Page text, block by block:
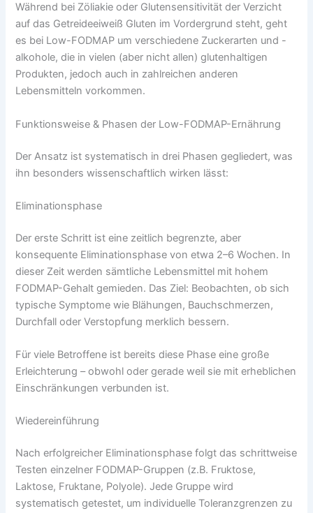
Während bei Zöliakie oder Glutensensitivität der Verzicht
auf das Getreideeiweiß Gluten im Vordergrund steht, geht
es bei Low-FODMAP um verschiedene Zuckerarten und -
alkohole, die in vielen (aber nicht allen) glutenhaltigen
Produkten, jedoch auch in zahlreichen anderen
Lebensmitteln vorkommen.
Funktionsweise & Phasen der Low-FODMAP-Ernährung
Der Ansatz ist systematisch in drei Phasen gegliedert, was
ihn besonders wissenschaftlich wirken lässt:
Eliminationsphase
Der erste Schritt ist eine zeitlich begrenzte, aber
konsequente Eliminationsphase von etwa 2–6 Wochen. In
dieser Zeit werden sämtliche Lebensmittel mit hohem
FODMAP-Gehalt gemieden. Das Ziel: Beobachten, ob sich
typische Symptome wie Blähungen, Bauchschmerzen,
Durchfall oder Verstopfung merklich bessern.
Für viele Betroffene ist bereits diese Phase eine große
Erleichterung – obwohl oder gerade weil sie mit erheblichen
Einschränkungen verbunden ist.
Wiedereinführung
Nach erfolgreicher Eliminationsphase folgt das schrittweise
Testen einzelner FODMAP-Gruppen (z.B. Fruktose,
Laktose, Fruktane, Polyole). Jede Gruppe wird
systematisch getestet, um individuelle Toleranzgrenzen zu